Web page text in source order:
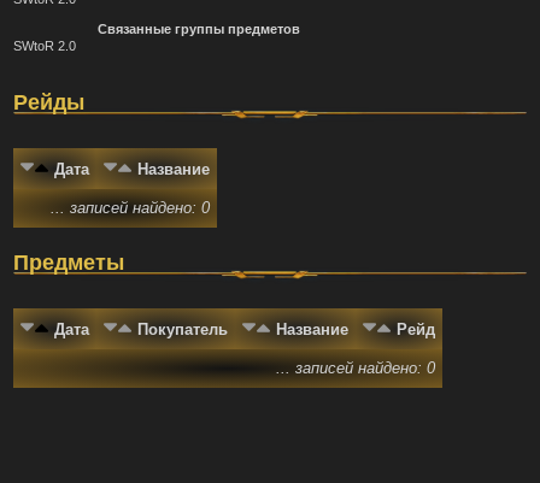
Связанные группы предметов
SWtoR 2.0
Рейды
Дата Название
... записей найдено: 0
Предметы
Дата Покупатель Название Рейд
... записей найдено: 0